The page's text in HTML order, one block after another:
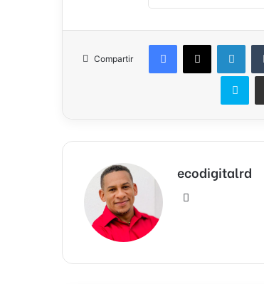
Compartir
Facebook
X
ecodigitalrd